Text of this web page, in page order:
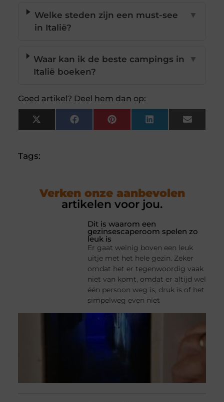
Welke steden zijn een must-see
in Italië?
▼
Waar kan ik de beste campings in
Italië boeken?
▼
Goed artikel? Deel hem dan op:
X
(Twitter)
FacebookPinterestLinkedInEmail
Tags:
Verken onze aanbevolen
artikelen voor jou.
Dit is waarom een
gezinsescaperoom spelen zo
leuk is
Er gaat weinig boven een leuk
uitje met het hele gezin. Zeker
omdat het er tegenwoordig vaak
niet van komt, omdat er altijd wel
één persoon weg is, druk is of het
simpelweg even niet